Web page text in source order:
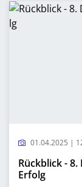
01.04.2025 |
Rückblick -
Erfolg